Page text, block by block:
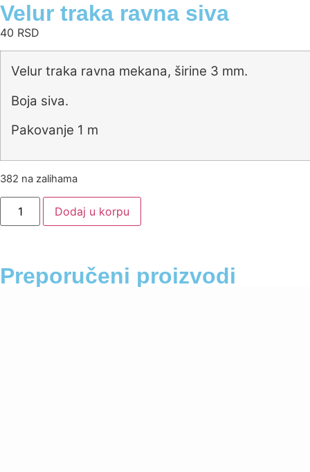
Velur traka ravna siva
40 RSD
Velur traka ravna mekana, širine 3 mm.
Boja siva.
Pakovanje 1 m
382 na zalihama
Dodaj u korpu
Preporučeni proizvodi